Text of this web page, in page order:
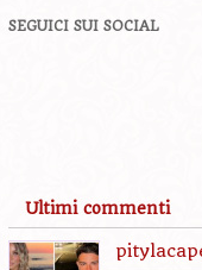
SEGUICI SUI SOCIAL
Ultimi commenti